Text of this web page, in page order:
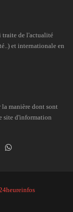
traite de l'actualité
et internationale en
manière dont sont
site d'information
Dailymotion